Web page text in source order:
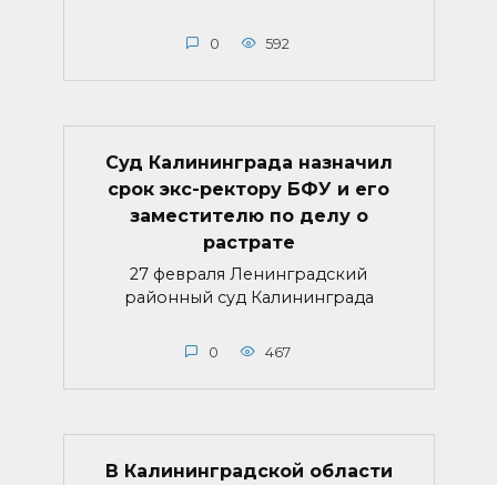
0 592
Суд Калининграда назначил
срок экс-ректору БФУ и его
заместителю по делу о
растрате
27 февраля Ленинградский
районный суд Калининграда
0 467
В Калининградской области